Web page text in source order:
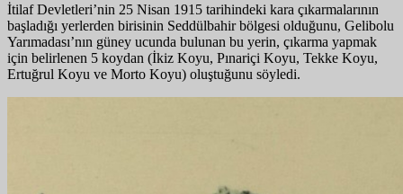
İtilaf Devletleri’nin 25 Nisan 1915 tarihindeki kara çıkarmalarının
başladığı yerlerden birisinin Seddülbahir bölgesi olduğunu, Gelibolu
Yarımadası’nın güney ucunda bulunan bu yerin, çıkarma yapmak
için belirlenen 5 koydan (İkiz Koyu, Pınariçi Koyu, Tekke Koyu,
Ertuğrul Koyu ve Morto Koyu) oluştuğunu söyledi.